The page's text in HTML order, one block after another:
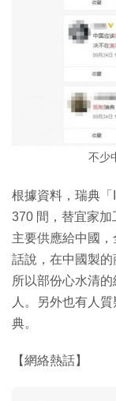
不少
根據資料，瑞典
370 間，替宜家加
主要供應給中國
話說，在中國製的
所以部份心水清
人。另外也有人
典。
【網絡熱話】